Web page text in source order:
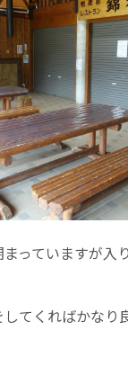
っていますが入
てくればかなり